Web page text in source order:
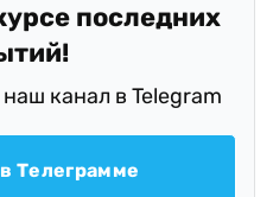
последних
канал в Telegram
Телеграмме